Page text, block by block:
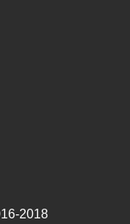
2018